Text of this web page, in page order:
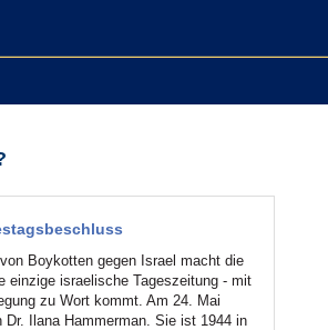
Boykotten gegen Israel macht die
einzige israelische Tageszeitung - mit
zu Wort kommt. Am 24. Mai
Dr. Ilana Hammerman. Sie ist 1944 in